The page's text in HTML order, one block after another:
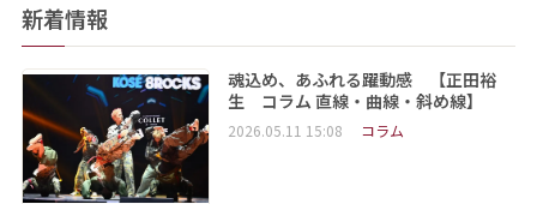
新着情報
魂込め、あふれる躍動感 【正田裕
生 コラム 直線・曲線・斜め線】
2026.05.11 15:08 コラム